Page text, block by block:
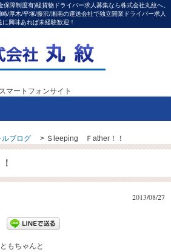
障制度有)軽貨物ドライバー求人募集なら株式会社丸紋へ。
/厚木/平塚/藤沢/湘南の運送会社で独立開業ドライバー求人
興味あれば未経験歓迎！
スマートフォンサイト
ルブログ > Ｓleeping Ｆather！！
2013/08/27
もちゃんと